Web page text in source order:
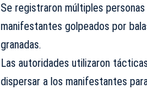
Se registraron múltiples
manifestantes golpeados por
granadas.
Las autoridades utilizaron
dispersar a los manifestantes